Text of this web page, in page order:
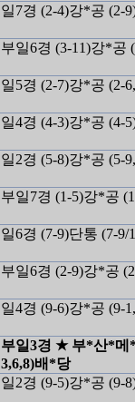
일7경 (2-4)강*공 (2-
부일6경 (3-11)강*공
일5경 (2-7)강*공 (2-
일4경 (4-3)강*공 (4-
일2경 (5-8)강*공 (5-
부일7경 (1-5)강*공
일6경 (7-9)단통 (7-9/
부일6경 (2-9)강*공
일4경 (9-6)강*공 (9-
부일3경 ★ 부*산*메
3,6,8)배*당
일2경 (9-5)강*공 (9-